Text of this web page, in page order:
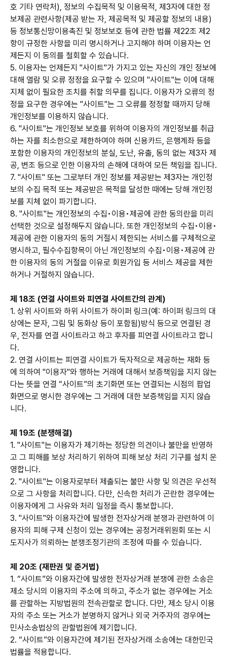
호 기타 연락처), 정보의 수집목적 및 이용목적, 제3자에 대한 정
보제공 관련사항(제공 받는 자, 제공목적 및 제공할 정보의 내용)
등 정보통신망이용촉진 및 정보보호 등에 관한 법률 제22조 제2
항이 규정한 사항을 미리 명시하거나 고지해야 하며 이용자는 언
제든지 이 동의를 철회할 수 있습니다.
5. 이용자는 언제든지 "사이트"가 가지고 있는 자신의 개인 정보에
대해 열람 및 오류 정정을 요구할 수 있으며 "사이트"는 이에 대해
지체 없이 필요한 조치를 취할 의무를 집니다. 이용자가 오류의 정
정을 요구한 경우에는 "사이트"는 그 오류를 정정할 때까지 당해
개인정보를 이용하지 않습니다.
6. "사이트"는 개인정보 보호를 위하여 이용자의 개인정보를 취급
하는 자를 최소한으로 제한하여야 하며 신용카드, 은행계좌 등을
포함한 이용자의 개인정보의 분실, 도난, 유출, 동의 없는 제3자 제
공, 변조 등으로 인한 이용자의 손해에 대하여 모든 책임을 집니다.
7. "사이트" 또는 그로부터 개인 정보를 제공받는 제3자는 개인정
보의 수집 목적 또는 제공받은 목적을 달성한 때에는 당해 개인정
보를 지체 없이 파기합니다.
8. "사이트"는 개인정보의 수집•이용•제공에 관한 동의란을 미리
선택한 것으로 설정해두지 않습니다. 또한 개인정보의 수집•이용•
제공에 관한 이용자의 동의 거절시 제한되는 서비스를 구체적으로
명시하고, 필수수집항목이 아닌 개인정보의 수집•이용•제공에 관
한 이용자의 동의 거절을 이유로 회원가입 등 서비스 제공을 제한
하거나 거절하지 않습니다.
제 18조 (연결 사이트와 피연결 사이트간의 관계)
1. 상위 사이트와 하위 사이트가 하이퍼 링크(예: 하이퍼 링크의 대
상에는 문자, 그림 및 동화상 등이 포함됨)방식 등으로 연결된 경
우, 전자를 연결 사이트라고 하고 후자를 피연결 사이트라고 합니
다.
2. 연결 사이트는 피연결 사이트가 독자적으로 제공하는 재화 등
에 의하여 "이용자"와 행하는 거래에 대해서 보증책임을 지지 않는
다는 뜻을 연결 “사이트”의 초기화면 또는 연결되는 시점의 팝업
화면으로 명시한 경우에는 그 거래에 대한 보증책임을 지지 않습
니다.
제 19조 (분쟁해결)
1. "사이트"는 이용자가 제기하는 정당한 의견이나 불만을 반영하
고 그 피해를 보상 처리하기 위하여 피해 보상 처리 기구를 설치 운
영합니다.
2. "사이트"는 이용자로부터 제출되는 불만 사항 및 의견은 우선적
으로 그 사항을 처리합니다. 다만, 신속한 처리가 곤란한 경우에는
이용자에게 그 사유와 처리 일정을 즉시 통보합니다.
3. "사이트"와 이용자간에 발생한 전자상거래 분쟁과 관련하여 이
용자의 피해 구제 신청이 있는 경우에는 공정거래위원회 또는 시
도지사가 의뢰하는 분쟁조정기관의 조정에 따를 수 있습니다.
제 20조 (재판권 및 준거법)
1. “사이트”와 이용자간에 발생한 전자상거래 분쟁에 관한 소송은
제소 당시의 이용자의 주소에 의하고, 주소가 없는 경우에는 거소
를 관할하는 지방법원의 전속관할로 합니다. 다만, 제소 당시 이용
자의 주소 또는 거소가 분명하지 않거나 외국 거주자의 경우에는
민사소송법상의 관할법원에 제기합니다.
2. “사이트”와 이용자간에 제기된 전자상거래 소송에는 대한민국
법률을 적용합니다.